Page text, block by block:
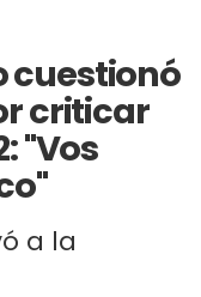
cuestionó
criticar
"Vos
a la